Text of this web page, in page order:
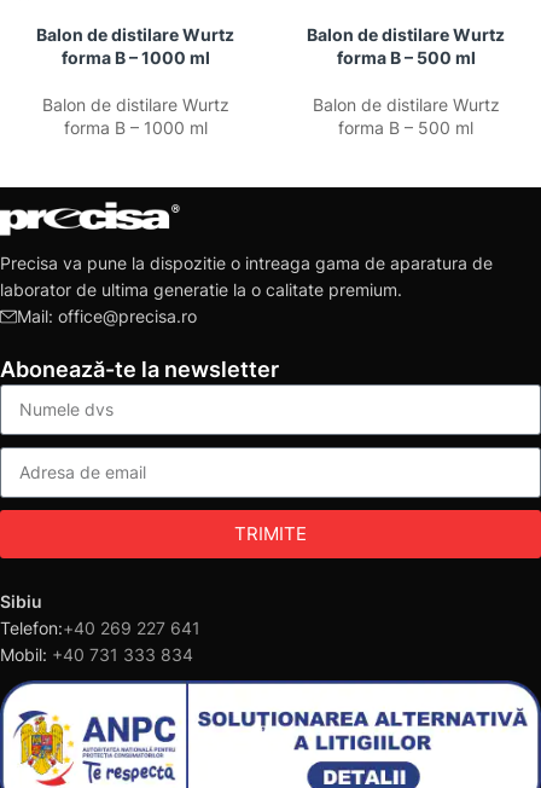
Balon de distilare Wurtz
forma B – 1000 ml
Balon de distilare Wurtz
forma B – 1000 ml
Balon de distilare Wurtz
forma B – 500 ml
Balon de distilare Wurtz
forma B – 500 ml
Precisa va pune la dispozitie o intreaga gama de aparatura de
laborator de ultima generatie la o calitate premium.
Mail: office@precisa.ro
Abonează-te la newsletter
TRIMITE
Sibiu
Telefon:+40 269 227 641
Mobil: +40 731 333 834